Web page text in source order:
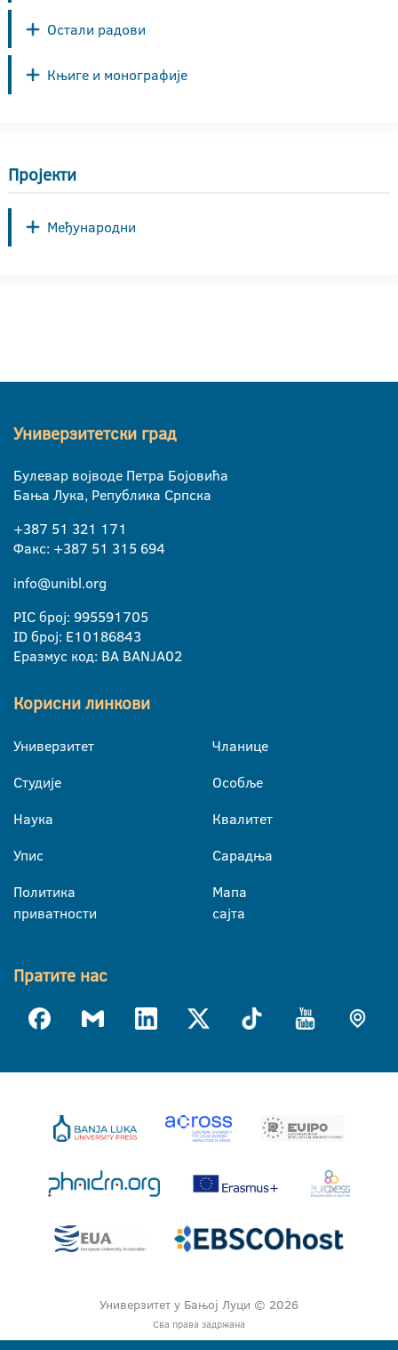
Остали радови
Књиге и монографије
Пројекти
Међународни
Универзитетски град
Булевар војводе Петра Бојовића
Бања Лука, Република Српска
+387 51 321 171
Факс: +387 51 315 694
info@unibl.org
PIC број: 995591705
ID број: E10186843
Еразмус код: BA BANJA02
Корисни линкови
Универзитет
Студије
Наука
Упис
Политика
приватности
Чланице
Особље
Квалитет
Сарадња
Мапа
сајта
Пратите нас
Универзитет у Бањој Луци © 2026
Сва права задржана